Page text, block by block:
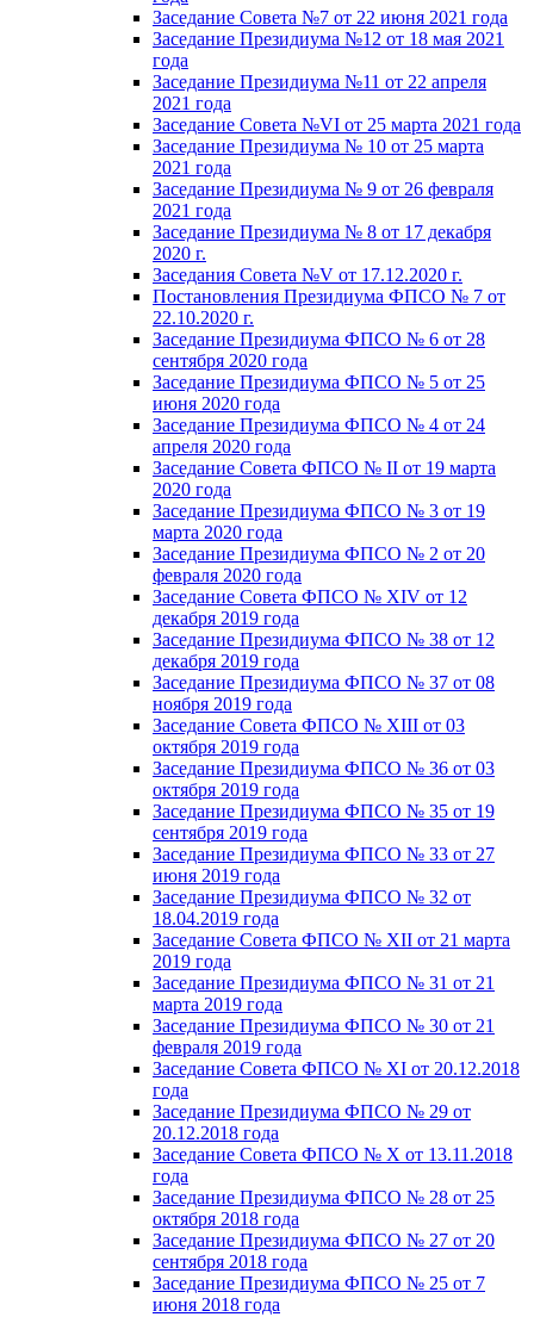
Заседание Совета №7 от 22 июня 2021 года
Заседание Президиума №12 от 18 мая 2021
года
Заседание Президиума №11 от 22 апреля
2021 года
Заседание Совета №VI от 25 марта 2021 года
Заседание Президиума № 10 от 25 марта
2021 года
Заседание Президиума № 9 от 26 февраля
2021 года
Заседание Президиума № 8 от 17 декабря
2020 г.
Заседания Совета №V от 17.12.2020 г.
Постановления Президиума ФПСО № 7 от
22.10.2020 г.
Заседание Президиума ФПСО № 6 от 28
сентября 2020 года
Заседание Президиума ФПСО № 5 от 25
июня 2020 года
Заседание Президиума ФПСО № 4 от 24
апреля 2020 года
Заседание Совета ФПСО № II от 19 марта
2020 года
Заседание Президиума ФПСО № 3 от 19
марта 2020 года
Заседание Президиума ФПСО № 2 от 20
февраля 2020 года
Заседание Совета ФПСО № XIV от 12
декабря 2019 года
Заседание Президиума ФПСО № 38 от 12
декабря 2019 года
Заседание Президиума ФПСО № 37 от 08
ноября 2019 года
Заседание Совета ФПСО № XIII от 03
октября 2019 года
Заседание Президиума ФПСО № 36 от 03
октября 2019 года
Заседание Президиума ФПСО № 35 от 19
сентября 2019 года
Заседание Президиума ФПСО № 33 от 27
июня 2019 года
Заседание Президиума ФПСО № 32 от
18.04.2019 года
Заседание Совета ФПСО № XII от 21 марта
2019 года
Заседание Президиума ФПСО № 31 от 21
марта 2019 года
Заседание Президиума ФПСО № 30 от 21
февраля 2019 года
Заседание Совета ФПСО № XI от 20.12.2018
года
Заседание Президиума ФПСО № 29 от
20.12.2018 года
Заседание Совета ФПСО № X от 13.11.2018
года
Заседание Президиума ФПСО № 28 от 25
октября 2018 года
Заседание Президиума ФПСО № 27 от 20
сентября 2018 года
Заседание Президиума ФПСО № 25 от 7
июня 2018 года